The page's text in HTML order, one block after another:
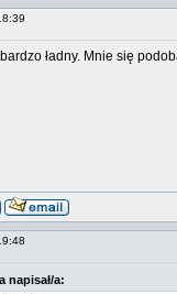
ładny. Mnie się
napisał/a: